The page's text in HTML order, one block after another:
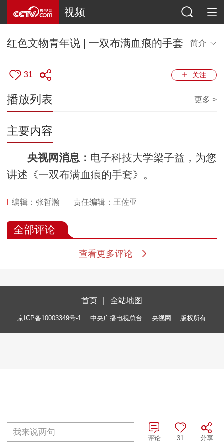
视频
红色文物青年说 | 一双布满血痕的手套 简介
31 关注
播放列表 更多 >
主要内容
央视网消息： 电子科技大学梁子益，为您
讲述《一双布满血痕的手套》。
编辑：张哲瀚 责任编辑：王佐亚
全部评论
查看更多评论
首页 全站地图
京ICP备10003349号-1 中央广播电视总台 央视网 版权所有
我来说两句
分享
31
评论